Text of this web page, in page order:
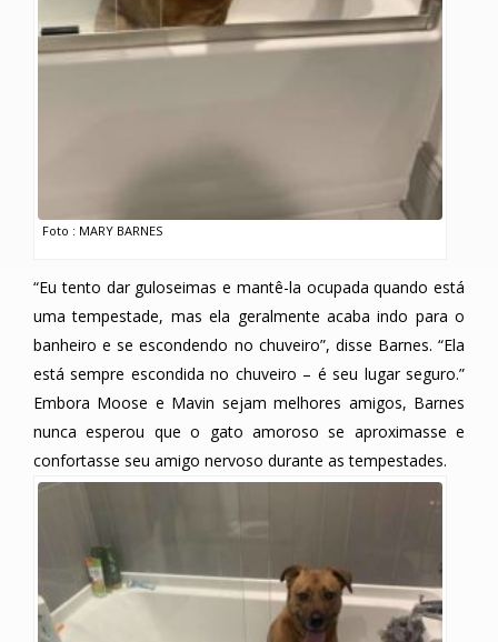
Foto : MARY BARNES
“Eu tento dar guloseimas e mantê-la ocupada quando está
uma tempestade, mas ela geralmente acaba indo para o
banheiro e se escondendo no chuveiro”, disse Barnes. “Ela
está sempre escondida no chuveiro – é seu lugar seguro.”
Embora Moose e Mavin sejam melhores amigos, Barnes
nunca esperou que o gato amoroso se aproximasse e
confortasse seu amigo nervoso durante as tempestades.